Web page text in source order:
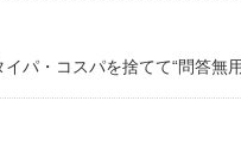
・コスパを捨てて“問答無用